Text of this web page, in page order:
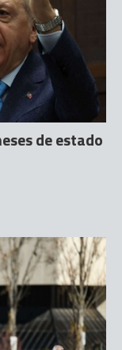
de estado